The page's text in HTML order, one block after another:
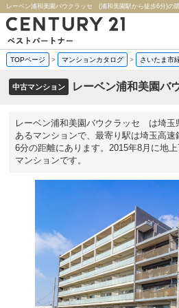
TOPページ > マンションカタログ > さいたま市
中古マンション レーベン浦和美園バ
レーベン浦和美園バウクラッセ は埼玉
あるマンションで、最寄り駅は埼玉高
6分の距離にあります。2015年8月に地
マンションです。